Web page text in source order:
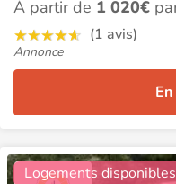
À partir de 1 020€
(1 avis)
Annonce
Logements disponibles